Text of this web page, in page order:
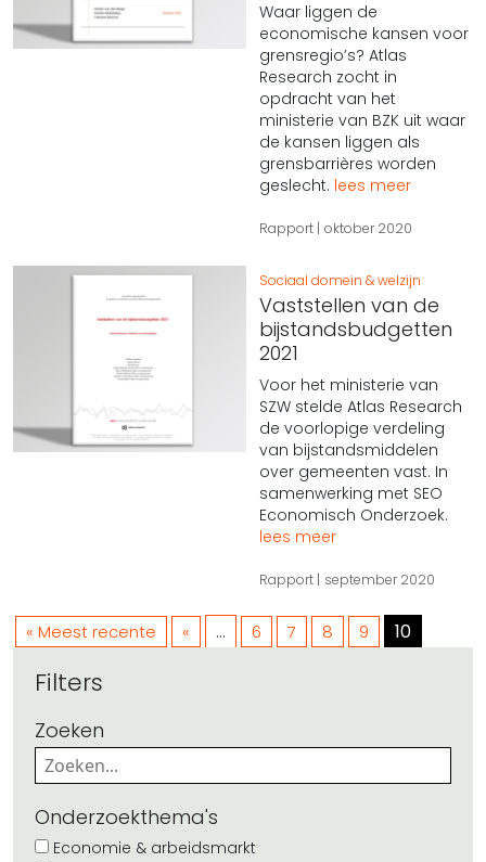
Waar liggen de
economische kansen voor
grensregio’s? Atlas
Research zocht in
opdracht van het
ministerie van BZK uit waar
de kansen liggen als
grensbarrières worden
geslecht. lees meer
Rapport oktober 2020
Sociaal domein & welzijn
Vaststellen van de
bijstandsbudgetten
2021
Voor het ministerie van
SZW stelde Atlas Research
de voorlopige verdeling
van bijstandsmiddelen
over gemeenten vast. In
samenwerking met SEO
Economisch Onderzoek.
lees meer
Rapport september 2020
« Meest recente « ... 6 7 8 9 10
Filters
Zoeken
Onderzoekthema's
Economie & arbeidsmarkt